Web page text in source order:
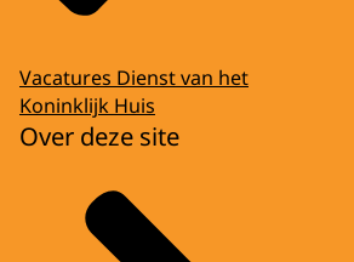
Vacatures Dienst van het
Koninklijk Huis
Over deze site